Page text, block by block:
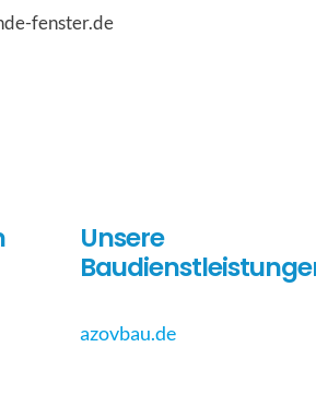
fenster.de
Unsere
azovbau.de